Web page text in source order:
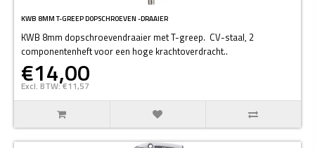
KWB 8MM T-GREEP DOPSCHROEVEN -DRAAIER
KWB 8mm dopschroevendraaier met T-greep. CV-staal, 2
componentenheft voor een hoge krachtoverdracht..
€14,00
Excl. BTW: €11,57